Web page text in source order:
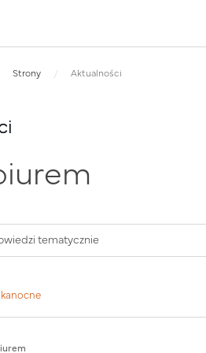
Strony Aktualności
odpowiedzi: 0